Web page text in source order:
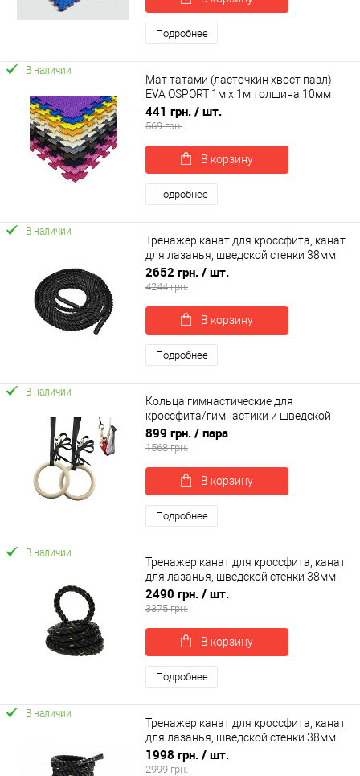
Подробнее
В наличии
Мат татами (ласточкин хвост пазл)
EVA OSPORT 1м х 1м толщина 10мм
(OF-0230)
441 грн. / шт.
569 грн.
В корзину
Подробнее
В наличии
Тренажер канат для кросcфита, канат
для лазанья, шведской стенки 38мм
15м OSPORT (MS 3249-3)
2652 грн. / шт.
4244 грн.
В корзину
Подробнее
В наличии
Кольца гимнастические для
кроссфита/гимнастики и шведской
стенки с регулировкой деревянные
OSPORT (OF-0006)
899 грн. / пара
1568 грн.
В корзину
Подробнее
В наличии
Тренажер канат для кросcфита, канат
для лазанья, шведской стенки 38мм
12м OSPORT (MS 3249-2)
2490 грн. / шт.
3375 грн.
В корзину
Подробнее
В наличии
Тренажер канат для кросcфита, канат
для лазанья, шведской стенки 38мм
9м OSPORT (MS 3249-1)
1998 грн. / шт.
2999 грн.